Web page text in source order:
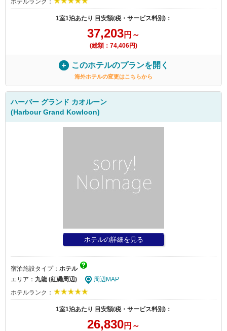
ホテルランク：
1室1泊あたり 目安額(税・サービス料別)：
37,203円～
(総額：74,406円)
このホテルのプランを開く
海外ホテルの変更はこちらから
ハーバー グランド カオルーン
(Harbour Grand Kowloon)
ホテルの詳細を見る
宿泊施設タイプ： ホテル
エリア： 九龍 (紅磡周辺)
周辺MAP
ホテルランク：
1室1泊あたり 目安額(税・サービス料別)：
26,830円～